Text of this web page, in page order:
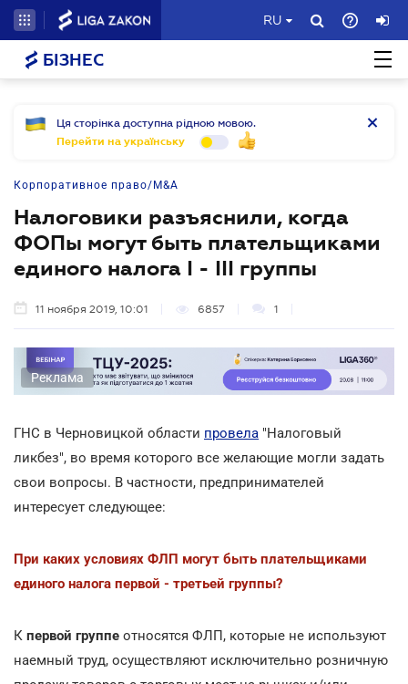
RU
БІЗНЕС
Ця сторінка доступна рідною мовою.
Перейти на українську
Корпоративное право/M&A
Налоговики разъяснили, когда
ФОПы могут быть плательщиками
единого налога I - III группы
11 ноября 2019, 10:01 6857 1
Реклама
ГНС в Черновицкой области провела "Налоговый
ликбез", во время которого все желающие могли задать
свои вопросы. В частности, предпринимателей
интересует следующее:
При каких условиях ФЛП могут быть плательщиками
единого налога первой - третьей группы?
К первой группе относятся ФЛП, которые не используют
наемный труд, осуществляют исключительно розничную